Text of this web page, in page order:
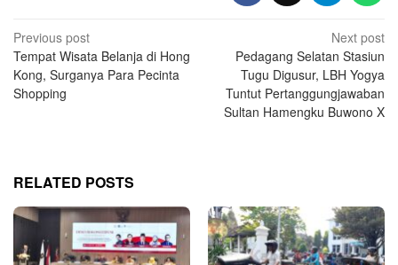
Post
navigation
Previous post
Tempat Wisata Belanja di Hong
Kong, Surganya Para Pecinta
Shopping
Next post
Pedagang Selatan Stasiun
Tugu Digusur, LBH Yogya
Tuntut Pertanggungjawaban
Sultan Hamengku Buwono X
RELATED POSTS